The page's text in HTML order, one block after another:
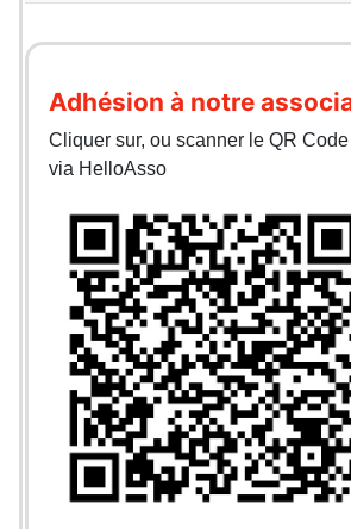
Adhésion à notre
Cliquer sur, ou scanner le QR
via HelloAsso